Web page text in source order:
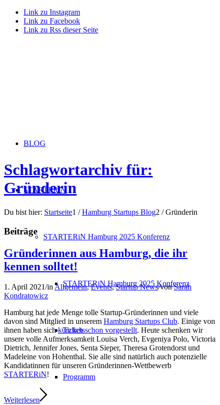
Link zu Instagram
Link zu Facebook
Link zu Rss dieser Seite
BLOG
STARTERiN
STARTERiN Hamburg 2025 Konferenz
STARTERiN Hamburg 2025 Konferenz
Tickets
Programm
Schlagwortarchiv für:
Gründerin
Du bist hier: Startseite1 / Hamburg Startups Blog2 / Gründerin
Beiträge
Gründerinnen aus Hamburg, die ihr
kennen solltet!
1. April 2021/inAllgemein,Events,Startup News/vonSarah
Kondratowicz
Hamburg hat jede Menge tolle Startup-Gründerinnen und viele
davon sind Mitglied in unserem Hamburg Startups Club. Einige von
ihnen haben sichkürzlich schon vorgestellt. Heute schenken wir
unsere volle Aufmerksamkeit Louisa Verch, Evgeniya Polo, Victoria
Dietrich, Jennifer Jones, Senta Sieper, Theresa Grotendorst und
Madeleine von Hohenthal. Sie alle sind natürlich auch potenzielle
Kandidatinnen für unseren Gründerinnen-Wettbewerb
STARTERiN!
Weiterlesen